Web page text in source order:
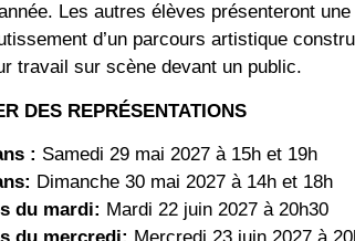
Les autres élèves présenteront une
d’un parcours artistique
travail sur scène devant un public.
DES REPRÉSENTATIONS
: Samedi 29 mai 2027 à 15h et 19h
Dimanche 30 mai 2027 à 14h et 18h
du mardi: Mardi 22 juin 2027 à 20h30